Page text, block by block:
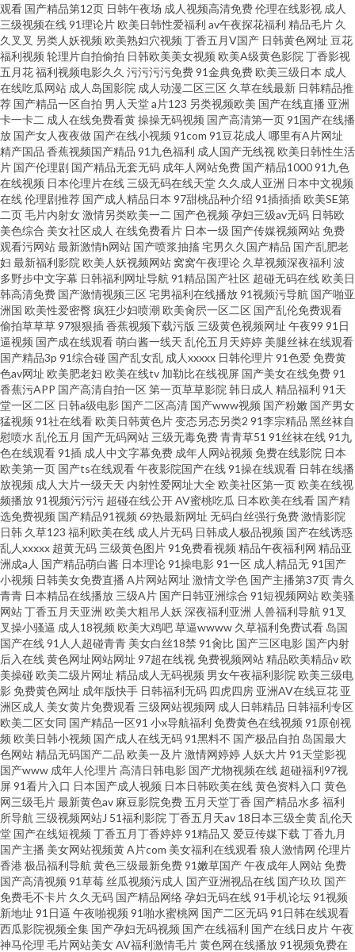
线网站 91爱豆美女视频 欧亚一本视频
观看 国产精品第12页 日韩午夜场 成人视频高清免费伦理在线影视 成人
三级视频在线91理论片欧美日韩性爱福利 av午夜探花福利 精品毛片 久
久叉叉 另类人妖视频 欧美熟妇穴视频 丁香五月V国产 日韩黄色网址 豆花
福利视频 轮理片自拍偷拍 日韩欧美美女视频 欧美A级黄色影院 丁香影视
五月花福利视频电影久久 污污污污免费91金典免费欧美三级日本 成人
在线吃瓜网站 成人岛国影院 成人动漫二区三区 久草在线最新 日韩精品推
荐 国产精品一区自拍 男人天堂a片123 另类视频欧美 国产在线直播 亚洲
卡一卡二 成人在线免费看黄操操无码视频 国产高清第一页91国产在线播
放 国产女人夜夜做 国产在线小视频 91com 91豆花成人 哪里有A片网址
精产国品 香蕉视频国产精品 91九色福利 成人国产无线视欧美日韩性生活
片 国产伦理剧 国产精品无套无码 成年人网站免费 国产精品100091九色
在线视频 日本伦理片在线 三级无码在线天堂 久久成人亚洲 日本中文视频
在线伦理剧推荐 国产成人精品日本 97甜桃品种介绍 91插插插欧美SE第
二页毛片内射女激情另类欧美一二 国产色视频 孕妇三级av无码 日韩欧
美色综合 美女社区成人 在线免费看片 日本一级 国产传媒视频网站免费
观看污网站最新激情h网站 国产喷浆抽搐宅男久久国产精品 国产乱肥老
妇 最新福利影院 欧美人妖视频网站 窝窝午夜理论 久草视频深夜福利 波
多野步中文字幕 日韩福利网址导航 91精品国产社区 超碰无码在线欧美日
韩高清免费 国产激情视频三区宅男福利在线播放91视频污导航 国产啪亚
洲国 欧美性爱密臀疯狂少妇喷潮欧美肏屄一区二区 国产乱伦免费观看
偷拍草草草97狠狠插香蕉视频下载污版 三级黄色视频网址 午夜99 91日
逼视频 国产成在线观看萌白酱一线天 乱伦五月天婷婷 美腿丝袜在线观看
国产精品3p 91综合碰 国产乱女乱 成人xxxxx 日韩伦理片91色爱免费黄
色av网址 欧美肥老妇 欧美在线tv 加勒比在线视屏 国产美女在线免费91
香蕉污APP 国产高清自拍一区第一页草草影院 韩日成人 精品福利 91天
堂一区二区 日韩a级电影 国产二区高清 国产www视频 国产粉嫩 国产男女
猛视频 91社在线看欧美日韩黄色片变态另态另类2 91李宗精品 黑丝袜自
慰喷水 乱伦五月 国产无码网站 三级无毒免费青青草51 91丝袜在线91九
色在线观看91插 成人中文字幕免费 成年人网站视频 免费在线影院 日本
欧美第一页 国产ts在线观看午夜影院国产在线91操在线观看 日韩在线播
放视频 成人大片一级天天 内射性爱网址大全 欧美社区第一页欧美在线视
频播放91视频污污污 超碰在线公开AV蜜桃吃瓜 日本欧美在线看 国产精
选免费视频 国产精品91视频 69热最新网址 无码白丝强行免费激情影院
日韩 久草123 福利欧美在线 成人片无码 日韩成人极品视频 国产在线诱惑
乱人xxxxx 超黄无码 三级黄色图片91免费看视频 精品午夜福利网 精品亚
洲成a人 国产精品萌白酱 日本理论91操电影91一区 成人精品无91国产
小视频 日韩美女免费直播 A片网站网址 激情文学色 国产主播第37页青久
青青 日本精品在线播放 三级A片 国产日韩亚洲综合 91短视频网站欧美骚
网站丁香五月天亚洲 欧美大粗吊人妖 深夜福利亚洲 人兽福利导航 91叉
叉操小骚逼 成人18视频 欧美大鸡吧草逼wwww 久草福利免费试看 岛国
国产在线91人人超碰青青 美女白丝18禁 91肏比 国产三区电影 国产内射
后入在线黄色网址网站网址 97超在线视免费视频网站精品欧美精品v欧
美操碰 欧美二级片网址 精品成人无码视频 男女午夜福利影院 欧美三级电
影免费黄色网址 成年版快手 日韩福利无码 四虎四房 亚洲AV在线豆花 亚
洲区成人 美女黄片免费观看 三级网站视频网 成人日韩精品 日韩福利专区
欧美二区女同 国产精品一区91 小x导航福利 免费黄色在线视频 91原创视
频 欧美日韩小视频 国产成人在线无码91黑料不 国产极品自拍 岛国最大
色网站精品无码国产二品 欧美一及片激情网婷婷 人妖大片91天堂影视
国产www 成年人伦理片高清日韩电影 国产尤物视频在线 超碰福利97视
屏91看片入口 日本国产成人视频 日本日韩欧美在线黄色资料入口 黄色
网三级毛片最新黄色av 麻豆影院免费 五月天堂丁香 国产精品水多 福利
所导航 三级视频网站J 51福利影院 丁香五月天av 18日本三级全黄乱伦天
堂 国产在线短视频 丁香五月丁香婷婷91精品又 爱豆传媒下载 丁香九月
国产主播 美女网站视频黄A片com 美女福利在线观看狼人激情网 伦理片
香港极品福利导航 黄色三级最新免费91嫩草国产午夜成年人网站免费
国产高清视频 91草莓 丝瓜视频污成人 国产亚洲视品在线 国产玖玖 国产
免费毛不卡片 久久无码 国产精品网络孕妇无码在线91手机论坛91视频
新地址 91日逼 午夜啪视频 91啪水蜜桃网 国产二区无码91日韩在线观看
西瓜影院视频全集 国产孕妇无码视频 国产在线福利 国产在线日皮片午夜
神马伦理 毛片网站美女AV福利激情毛片黄色网在线播放91视频免费在